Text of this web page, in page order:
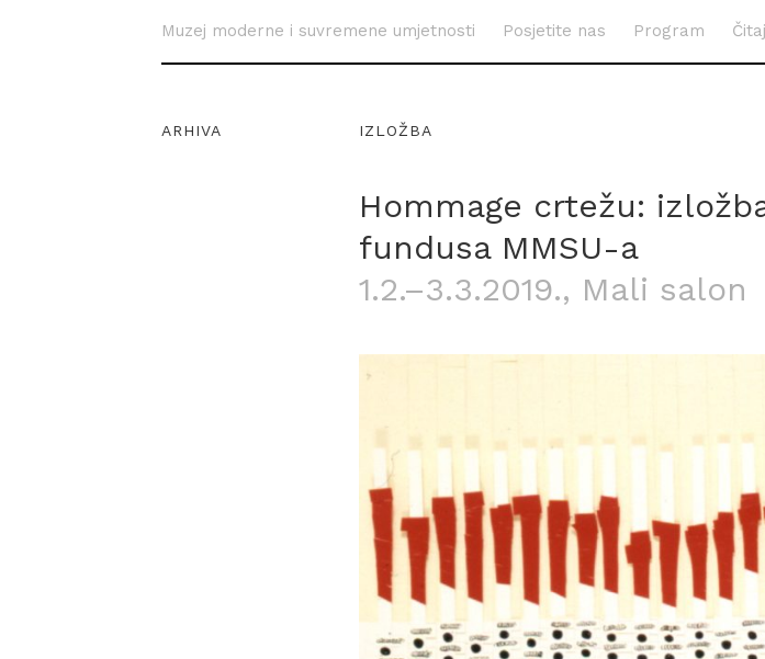
Muzej moderne i suvremene umjetnosti Posjetite nas Program
ARHIVA IZLOŽBA
Hommage crtežu:
fundusa MMSU-a
1.2.–3.3.2019., Mali salon